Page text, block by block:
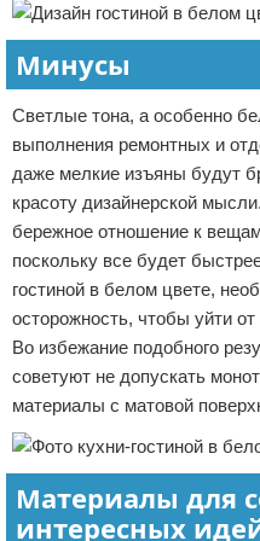
Минусы
Светлые тона, а особенно
выполнения ремонтных и
даже мелкие изъяны будут
красоту дизайнерской
бережное отношение к
поскольку все будет
гостиной в белом цвете,
осторожность, чтобы уйти
Во избежание подобного
советуют не допускать
материалы с матовой
Материалы для
интересных